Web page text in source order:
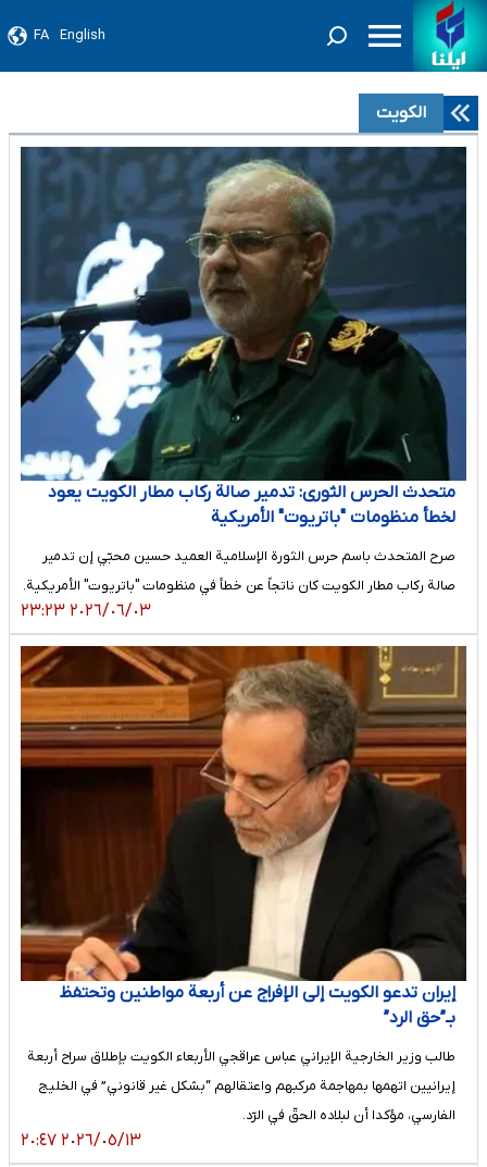
English
FA
الكويت
متحدث الحرس الثوری: تدمیر صالة رکاب مطار الکویت یعود
لخطأ منظومات "باتریوت" الأمریکیة
صرح المتحدث باسم حرس الثورة الإسلامية العميد حسين محبّي إن تدمير
صالة ركاب مطار الكويت كان ناتجاً عن خطأ في منظومات "باتريوت" الأمريكية.
٢٠٢٦/٠٦/٠٣ ٢٣:٢٣
إیران تدعو الکویت إلى الإفراج عن أربعة مواطنین وتحتفظ
بـ”حق الرد”
طالب وزير الخارجية الإيراني عباس عراقجي الأربعاء الكويت بإطلاق سراح أربعة
إيرانيين اتهمها بمهاجمة مركبهم واعتقالهم “بشكل غير قانوني” في الخليج
الفارسي، مؤكدا أن لبلاده الحقّ في الرّد.
٢٠٢٦/٠٥/١٣ ٢٠:٤٧